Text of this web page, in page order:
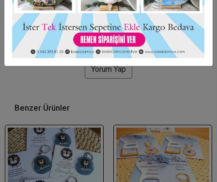
Bu ürün için henüz yorum yapılmadı.
Yorum Yap
Benzer Ürünler